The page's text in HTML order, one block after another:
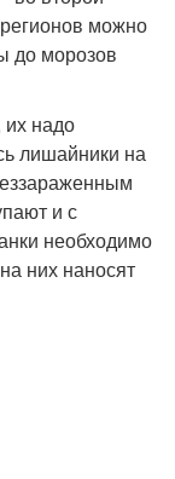
можно
до морозов
их надо
лишайники на
и с
необходимо
них наносят